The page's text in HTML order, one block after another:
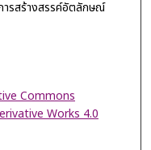
ารสร้างสรรค์อัตลักษณ์
Commons
Works 4.0